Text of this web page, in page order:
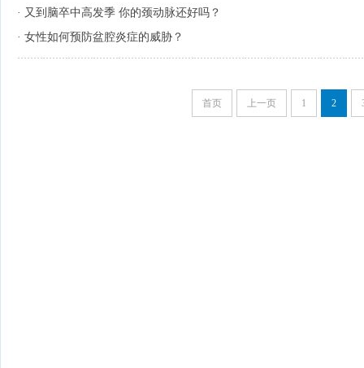
· 又到脑卒中高发季 你的颈动脉还好吗？
· 女性如何预防盆腔炎症的威胁？
首页 上一页 1 2